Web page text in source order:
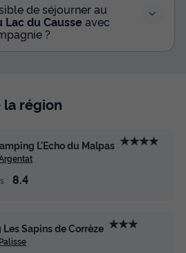
de séjourner au
du Causse avec
?
la région
L'Echo du Malpas ★★★★
8.4
Sapins de Corrèze ★★★